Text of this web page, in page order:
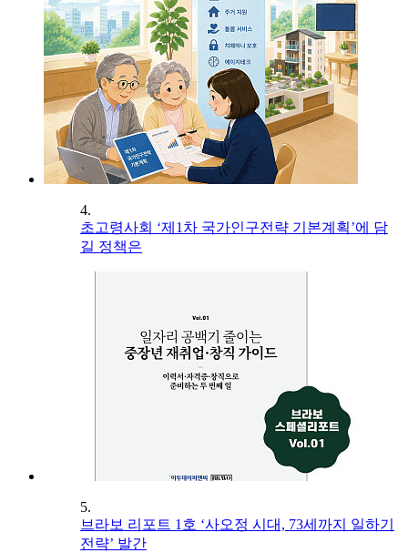
4.
초고령사회 ‘제1차 국가인구전략 기본계획’에 담
길 정책은
5.
브라보 리포트 1호 ‘사오정 시대, 73세까지 일하기
전략’ 발간